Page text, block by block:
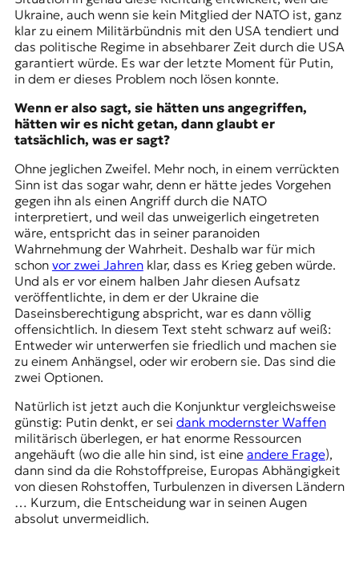
Ukraine, auch wenn sie kein Mitglied der NATO ist, ganz
klar zu einem Militärbündnis mit den USA tendiert und
das politische Regime in absehbarer Zeit durch die USA
garantiert würde. Es war der letzte Moment für Putin,
in dem er dieses Problem noch lösen konnte.
Wenn er also sagt, sie hätten uns angegriffen,
hätten wir es nicht getan, dann glaubt er
tatsächlich, was er sagt?
Ohne jeglichen Zweifel. Mehr noch, in einem verrückten
Sinn ist das sogar wahr, denn er hätte jedes Vorgehen
gegen ihn als einen Angriff durch die NATO
interpretiert, und weil das unweigerlich eingetreten
wäre, entspricht das in seiner paranoiden
Wahrnehmung der Wahrheit. Deshalb war für mich
schon vor zwei Jahrenklar, dass es Krieg geben würde.
Und als er vor einem halben Jahr diesen Aufsatz
veröffentlichte, in dem er der Ukraine die
Daseinsberechtigung abspricht, war es dann völlig
offensichtlich. In diesem Text steht schwarz auf weiß:
Entweder wir unterwerfen sie friedlich und machen sie
zu einem Anhängsel, oder wir erobern sie. Das sind die
zwei Optionen.
Natürlich ist jetzt auch die Konjunktur vergleichsweise
günstig: Putin denkt, er sei dank modernster Waffen
militärisch überlegen, er hat enorme Ressourcen
angehäuft (wo die alle hin sind, ist eine andere Frage),
dann sind da die Rohstoffpreise, Europas Abhängigkeit
von diesen Rohstoffen, Turbulenzen in diversen Ländern
… Kurzum, die Entscheidung war in seinen Augen
absolut unvermeidlich.